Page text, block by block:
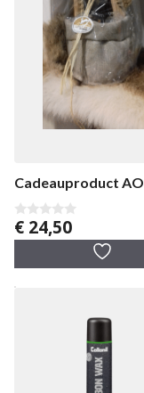
Cadeauproduct AO
0
v
5
€ 24,50